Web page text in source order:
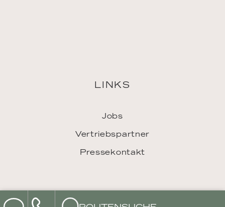
LINKS
Jobs
Vertriebspartner
Pressekontakt